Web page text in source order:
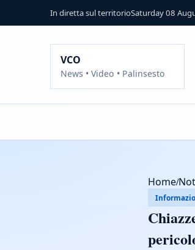
In diretta sul territorioSaturday 08
VCO
News • Video • Palinsesto
Home/